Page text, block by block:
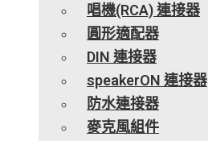
唱機(RCA) 連接器
圓形適配器
DIN 連接器
speakerON 連接器
防水連接器
麥克風組件